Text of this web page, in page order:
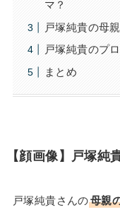
マ？
戸塚純貴の母
戸塚純貴のプ
まとめ
【顔画像】戸塚純
戸塚純貴さんの母親